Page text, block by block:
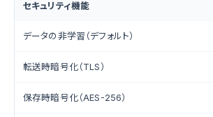
セキュリティ機能
データの非学習（デフォルト）
転送時暗号化（TLS）
保存時暗号化（AES-256）